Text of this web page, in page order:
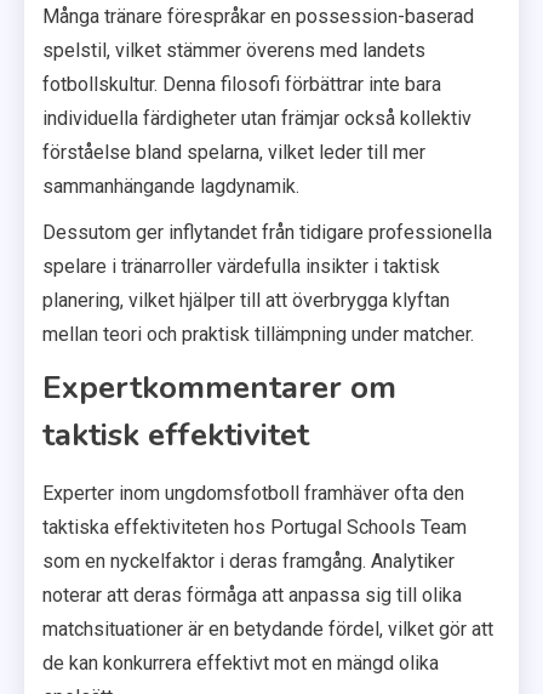
Många tränare förespråkar en possession-baserad
spelstil, vilket stämmer överens med landets
fotbollskultur. Denna filosofi förbättrar inte bara
individuella färdigheter utan främjar också kollektiv
förståelse bland spelarna, vilket leder till mer
sammanhängande lagdynamik.
Dessutom ger inflytandet från tidigare professionella
spelare i tränarroller värdefulla insikter i taktisk
planering, vilket hjälper till att överbrygga klyftan
mellan teori och praktisk tillämpning under matcher.
Expertkommentarer om
taktisk effektivitet
Experter inom ungdomsfotboll framhäver ofta den
taktiska effektiviteten hos Portugal Schools Team
som en nyckelfaktor i deras framgång. Analytiker
noterar att deras förmåga att anpassa sig till olika
matchsituationer är en betydande fördel, vilket gör att
de kan konkurrera effektivt mot en mängd olika